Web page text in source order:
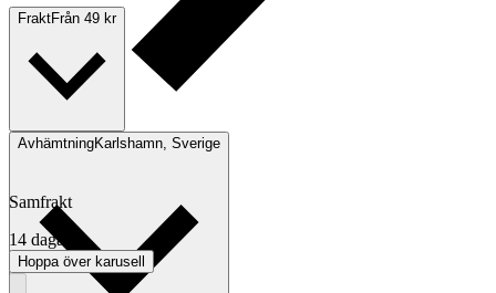
FraktFrån 49 kr
AvhämtningKarlshamn, Sverige
Samfrakt
14 dagar
Hoppa över karusell